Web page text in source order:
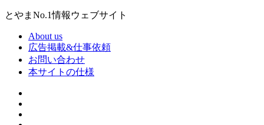
とやまNo.1情報ウェブサイト
About us
広告掲載&仕事依頼
お問い合わせ
本サイトの仕様